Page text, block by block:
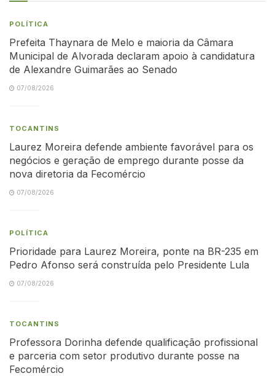
POLÍTICA
Prefeita Thaynara de Melo e maioria da Câmara
Municipal de Alvorada declaram apoio à candidatura
de Alexandre Guimarães ao Senado
07/08/2026
TOCANTINS
Laurez Moreira defende ambiente favorável para os
negócios e geração de emprego durante posse da
nova diretoria da Fecomércio
07/08/2026
POLÍTICA
Prioridade para Laurez Moreira, ponte na BR-235 em
Pedro Afonso será construída pelo Presidente Lula
07/08/2026
TOCANTINS
Professora Dorinha defende qualificação profissional
e parceria com setor produtivo durante posse na
Fecomércio